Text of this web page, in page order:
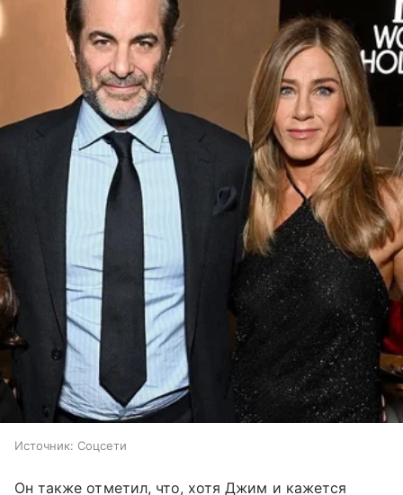
Источник: Соцсети
Он также отметил, что, хотя Джим и кажется